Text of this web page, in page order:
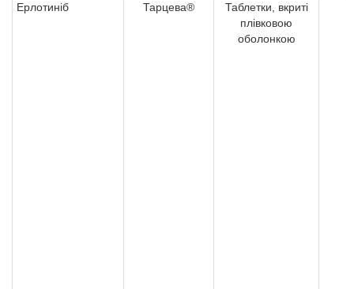
Ерлотиніб Тарцева®
Таблетки, вкриті
плівковою
оболонкою